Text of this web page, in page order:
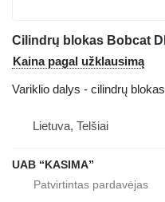
Kaina pagal užklausimą
Variklio dalys - cilindrų blokas
Lietuva, Telšiai
UAB “KASIMA”